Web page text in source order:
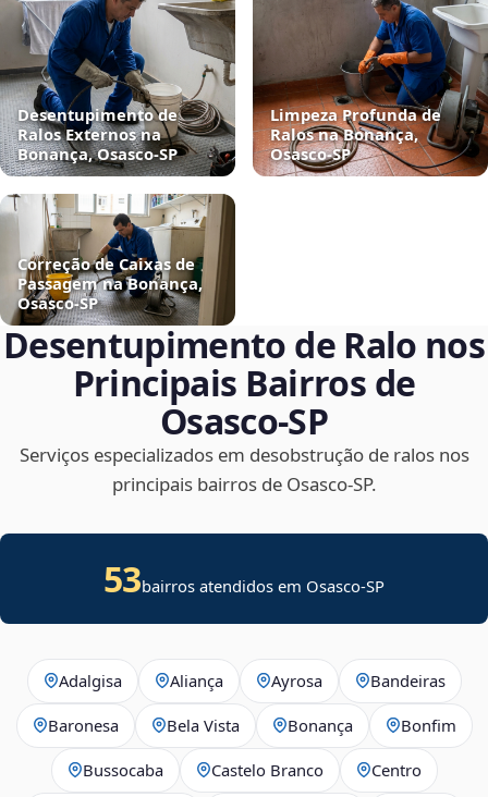
Desentupimento de
Ralos Externos na
Bonança, Osasco‑SP
Limpeza Profunda de
Ralos na Bonança,
Osasco‑SP
Correção de Caixas de
Passagem na Bonança,
Osasco‑SP
Desentupimento de Ralo nos
Principais Bairros de
Osasco‑SP
Serviços especializados em desobstrução de ralos nos
principais bairros de Osasco‑SP.
53bairros atendidos em Osasco-SP
Adalgisa Aliança Ayrosa Bandeiras
Baronesa Bela Vista Bonança Bonfim
Bussocaba Castelo Branco Centro